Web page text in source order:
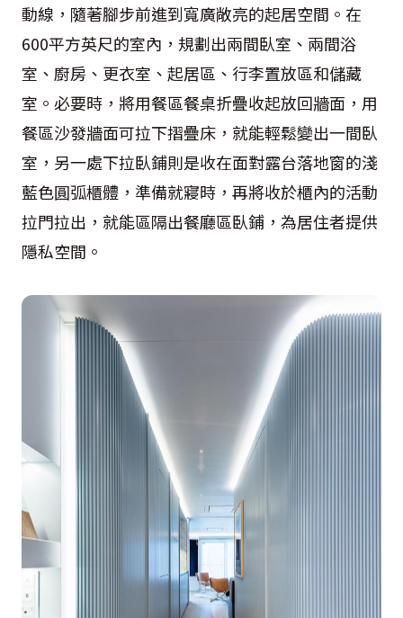
動線，隨著腳步前進到寬廣敞亮的起居空間。在
600平方英尺的室內，規劃出兩間臥室、兩間浴
室、廚房、更衣室、起居區、行李置放區和儲藏
室。必要時，將用餐區餐桌折疊收起放回牆面，用
餐區沙發牆面可拉下摺疊床，就能輕鬆變出一間臥
室，另一處下拉臥鋪則是收在面對露台落地窗的淺
藍色圓弧櫃體，準備就寢時，再將收於櫃內的活動
拉門拉出，就能區隔出餐廳區臥鋪，為居住者提供
隱私空間。